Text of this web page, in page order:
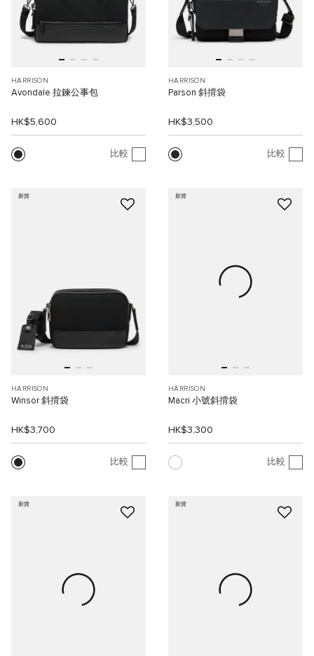
HARRISON
Avondale 拉鍊公事包
HK$5,600
比較
HARRISON
Parson 斜揹袋
HK$3,500
比較
新貨
HARRISON
Winsor 斜揹袋
HK$3,700
比較
新貨
HARRISON
Macri 小號斜揹袋
HK$3,300
比較
新貨 新貨